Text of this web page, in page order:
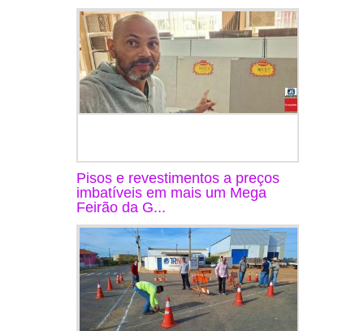
Pisos e revestimentos a preços
imbatíveis em mais um Mega
Feirão da G...